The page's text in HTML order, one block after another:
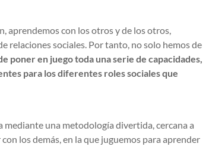
aprendemos con los otros y de los otros,
relaciones sociales. Por tanto, no solo hemos de
poner en juego toda una serie de capacidades,
para los diferentes roles sociales que
mediante una metodología divertida, cercana a
los demás, en la que juguemos para aprender